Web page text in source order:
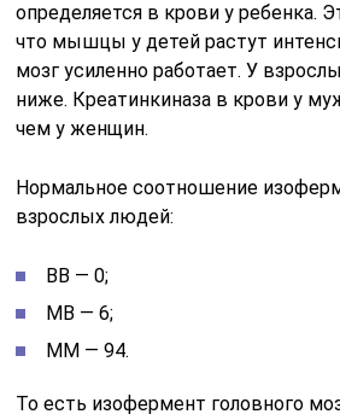
определяется в крови у ребенка.
что мышцы у детей растут
мозг усиленно работает. У
ниже. Креатинкиназа в крови у
чем у женщин.
Нормальное соотношение
взрослых людей:
ВВ — 0;
МВ — 6;
ММ — 94.
То есть изофермент головного